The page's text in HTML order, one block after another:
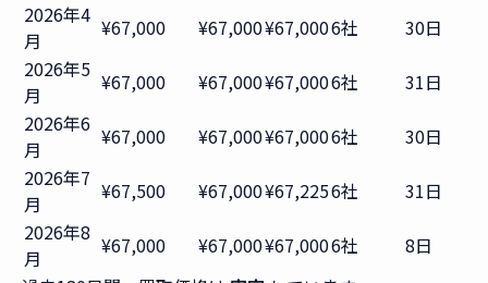
2026年4
月
¥67,000 ¥67,000¥67,0006社
30日
2026年5
月
¥67,000 ¥67,000¥67,0006社
31日
2026年6
月
¥67,000 ¥67,000¥67,0006社
30日
2026年7
月
¥67,500 ¥67,000¥67,2256社
31日
2026年8
月
¥67,000 ¥67,000¥67,0006社
8日